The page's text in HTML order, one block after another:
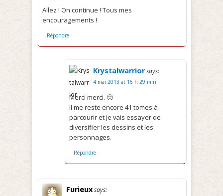
Allez ! On continue ! Tous mes
encouragements !
Répondre
Krystalwarriorsays:
4 mai 2013 at 16 h 29 min
Merci merci. 🙂
Il me reste encore 41 tomes à
parcourir et je vais essayer de
diversifier les dessins et les
personnages.
Répondre
Furieuxsays: